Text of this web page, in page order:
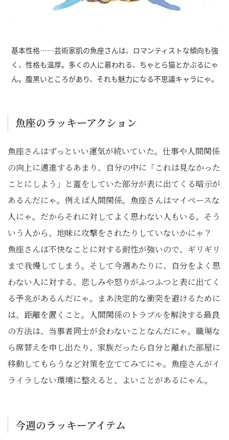
基本性格……芸術家肌の魚座さんは、ロマンティストな傾向も強
く、性格も温厚。多くの人に慕われる、ちゃとら猫とかぶるにゃ
ん。腹黒いところがあり、それも魅力になる不思議キャラにゃ。
魚座のラッキーアクション
魚座さんはずっといい運気が続いていた。仕事や人間関係
の向上に邁進するあまり、自分の中に「これは見なかった
ことにしよう」と蓋をしていた部分が表に出てくる暗示が
あるんだにゃ。例えば人間関係。魚座さんはマイペースな
人にゃ。だからそれに対してよく思わない人もいる。そう
いう人から、地味に攻撃をされたりしていないかにゃ？
魚座さんは不快なことに対する耐性が強いので、ギリギリ
まで我慢してしまう。そして今週あたりに、自分をよく思
わない人に対する、悲しみや怒りがふつふつと表に出てく
る予兆があるんだにゃ。まあ決定的な衝突を避けるために
は、距離を置くこと。人間関係のトラブルを解決する最良
の方法は、当事者同士が会わないことなんだにゃ。職場な
ら席替えを申し出たり、家族だったら自分と離れた部屋に
移動してもらうなど対策を立ててみてにゃ。魚座さんがイ
ライラしない環境に整えると、よいことがあるにゃん。
今週のラッキーアイテム